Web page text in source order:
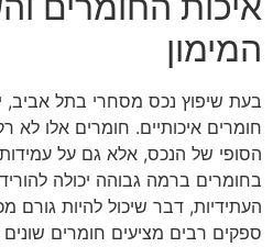
המימון
בעת שיפוץ נכס מסחרי בתל
חומרים איכותיים. חומרים אלו
הסופי של הנכס, אלא גם על
בחומרים ברמה גבוהה יכולה
העתידיות, דבר שיכול להיות גורם
ספקים רבים מציעים חומרים